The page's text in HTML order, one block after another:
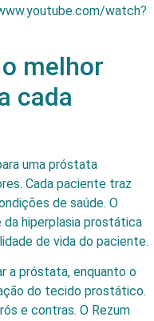
watch?
melhor
cada
uma próstata
Cada paciente traz
de saúde. O
da hiperplasia prostática
de vida do paciente.
a próstata, enquanto o
do tecido prostático.
e contras. O Rezum